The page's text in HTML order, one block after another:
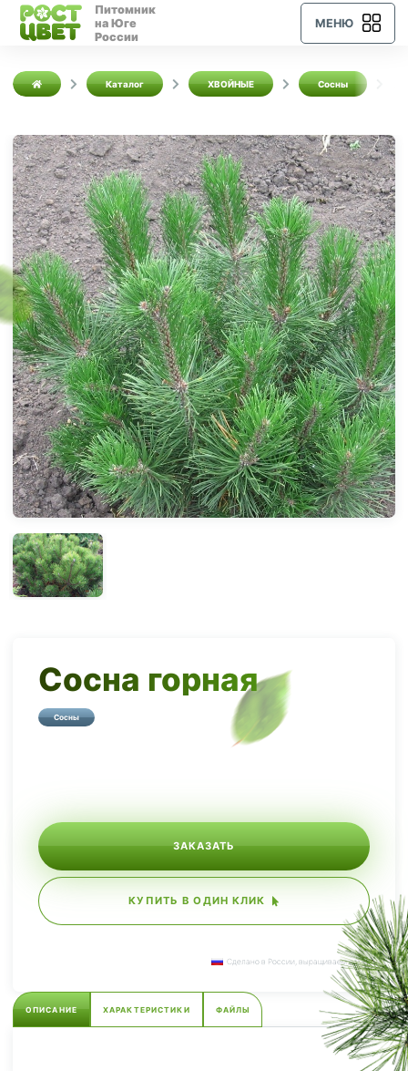
Питомник
на Юге
России
МЕНЮ
Каталог ХВОЙНЫЕ Сосны
Сосна горная
Сосны
ЗАКАЗАТЬ
КУПИТЬ В ОДИН КЛИК
Сделано в России, выращиваем сами.
ОПИСАНИЕ ХАРАКТЕРИСТИКИ ФАЙЛЫ